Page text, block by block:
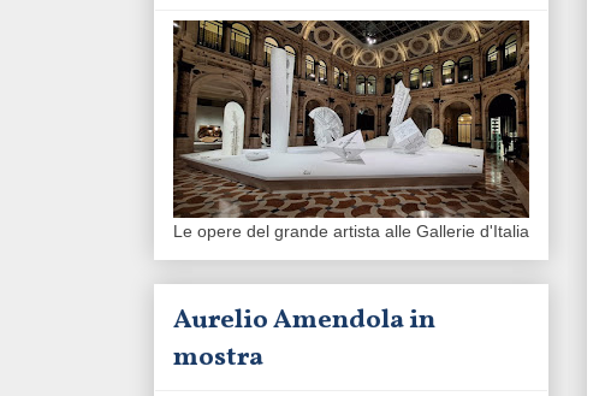
Le opere del grande artista alle Gallerie d'Italia
Aurelio Amendola in
mostra